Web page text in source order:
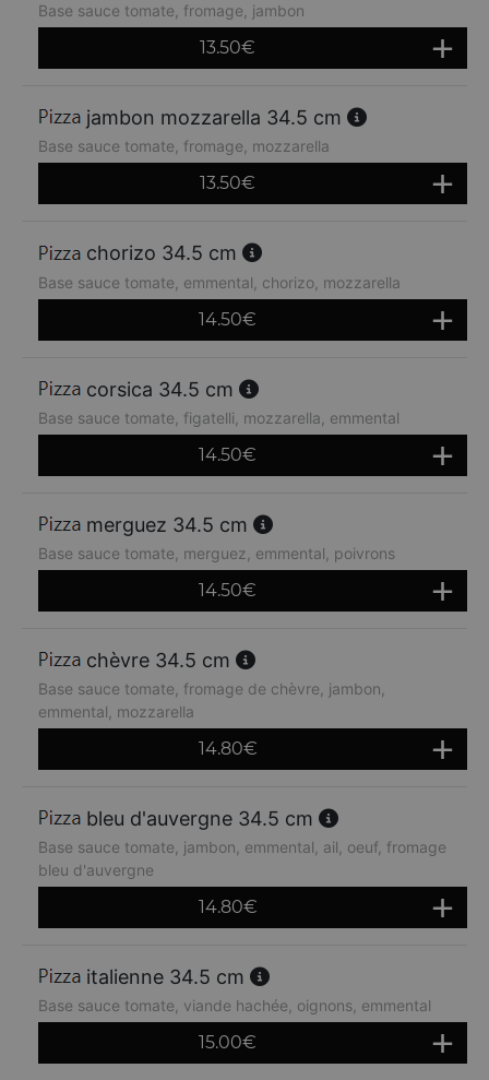
Base sauce tomate, fromage, jambon
13.50€
jambon mozzarella 34.5 cm
Base sauce tomate, fromage, mozzarella
13.50€
chorizo 34.5 cm
Base sauce tomate, emmental, chorizo, mozzarella
14.50€
corsica 34.5 cm
Base sauce tomate, figatelli, mozzarella, emmental
14.50€
merguez 34.5 cm
Base sauce tomate, merguez, emmental, poivrons
14.50€
chèvre 34.5 cm
Base sauce tomate, fromage de chèvre, jambon,
emmental, mozzarella
14.80€
bleu d'auvergne 34.5 cm
Base sauce tomate, jambon, emmental, ail, oeuf, fromage
bleu d'auvergne
14.80€
italienne 34.5 cm
Base sauce tomate, viande hachée, oignons, emmental
15.00€